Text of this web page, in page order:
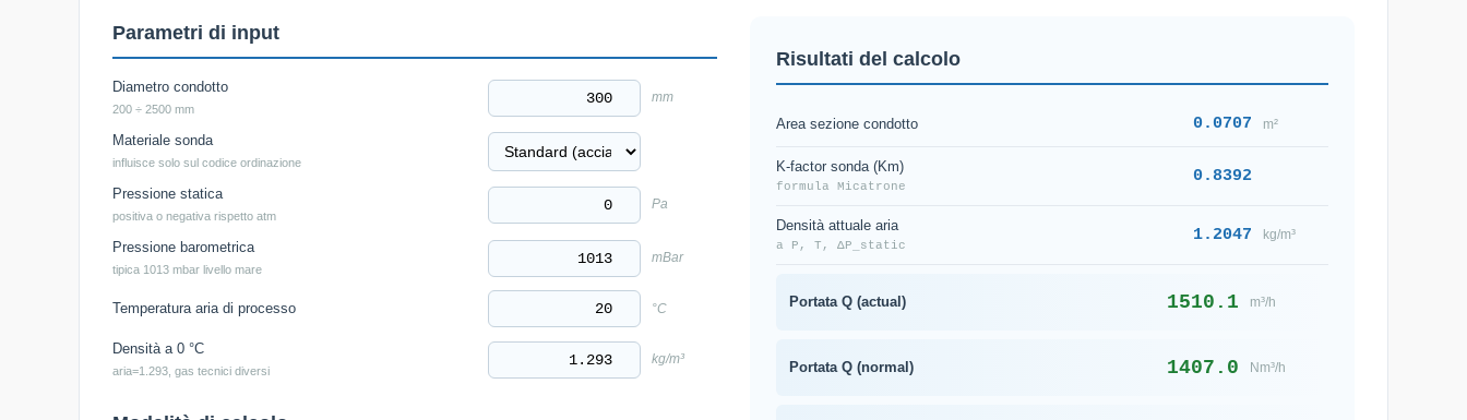
Parametri di input
Diametro condotto
200 ÷ 2500 mm
mm
Materiale sonda
influisce solo sul codice ordinazione
Pressione statica
positiva o negativa rispetto atm
Pa
Pressione barometrica
tipica 1013 mbar livello mare
mBar
Temperatura aria di processo °C
Densità a 0 °C
aria=1.293, gas tecnici diversi
kg/m³
Risultati del calcolo
Area sezione condotto 0.0707 m²
K-factor sonda (Km)
formula Micatrone
0.8392
Densità attuale aria
a P, T, ΔP_static
1.2047 kg/m³
Portata Q (actual) 1510.1 m³/h
Portata Q (normal) 1407.0 Nm³/h